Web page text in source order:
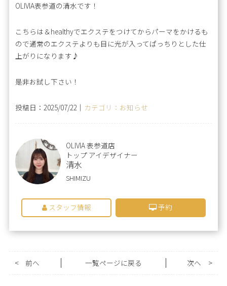
OLIVIA表参道の清水です！
こちらは＆healthyでエクステをつけてからパーマをかけるも
ので通常のエクステよりも目に光が入ってぱっちりとした仕
上がりになります♪
是非お試し下さい！
投稿日：2025/07/22｜ カテゴリ：お知らせ
OLIVIA 表参道店
トップ アイデザイナー
清水
SHIMIZU
スタッフ情報 予約
< 前へ 一覧ページに戻る >
次へ